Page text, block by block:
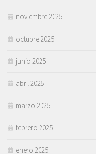
noviembre 2025
octubre 2025
junio 2025
abril 2025
marzo 2025
febrero 2025
enero 2025